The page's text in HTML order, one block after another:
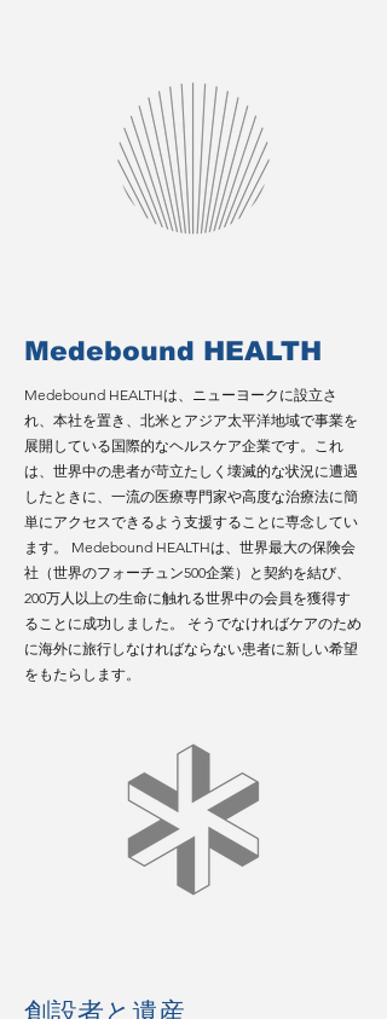
Medebound HEALTH
Medebound HEALTHは、ニューヨークに設立さ
れ、本社を置き、北米とアジア太平洋地域で事業を
展開している国際的なヘルスケア企業です。これ
は、世界中の患者が苛立たしく壊滅的な状況に遭遇
したときに、一流の医療専門家や高度な治療法に簡
単にアクセスできるよう支援することに専念してい
ます。 Medebound HEALTHは、世界最大の保険会
社（世界のフォーチュン500企業）と契約を結び、
200万人以上の生命に触れる世界中の会員を獲得す
ることに成功しました。
そうでなければケアのため
に海外に旅行しなければならない患者に新しい希望
をもたらします。
創設者と遺産